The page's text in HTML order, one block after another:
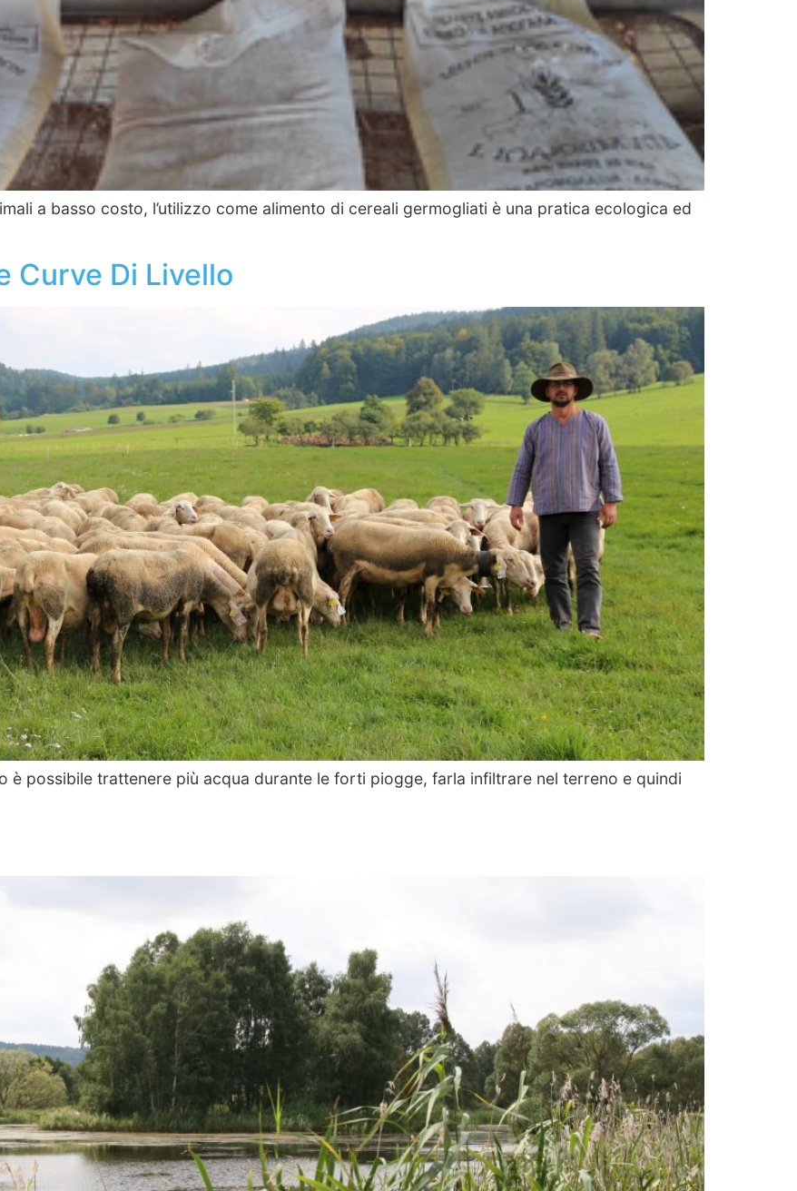
a basso costo, l’utilizzo come alimento di cereali germogliati è una pratica ecologica ed
Curve Di Livello
è possibile trattenere più acqua durante le forti piogge, farla infiltrare nel terreno e quindi